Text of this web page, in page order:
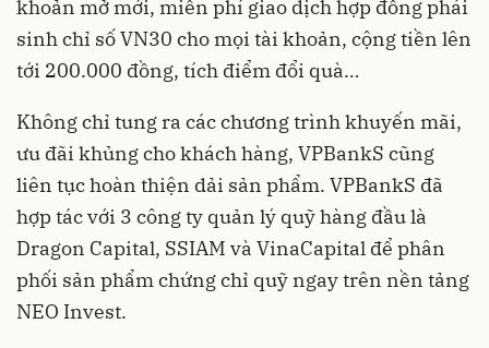
khoản mở mới, miễn phí giao dịch hợp đồng phái
sinh chỉ số VN30 cho mọi tài khoản, cộng tiền lên
tới 200.000 đồng, tích điểm đổi quà…
Không chỉ tung ra các chương trình khuyến mãi,
ưu đãi khủng cho khách hàng, VPBankS cũng
liên tục hoàn thiện dải sản phẩm. VPBankS đã
hợp tác với 3 công ty quản lý quỹ hàng đầu là
Dragon Capital, SSIAM và VinaCapital để phân
phối sản phẩm chứng chỉ quỹ ngay trên nền tảng
NEO Invest.